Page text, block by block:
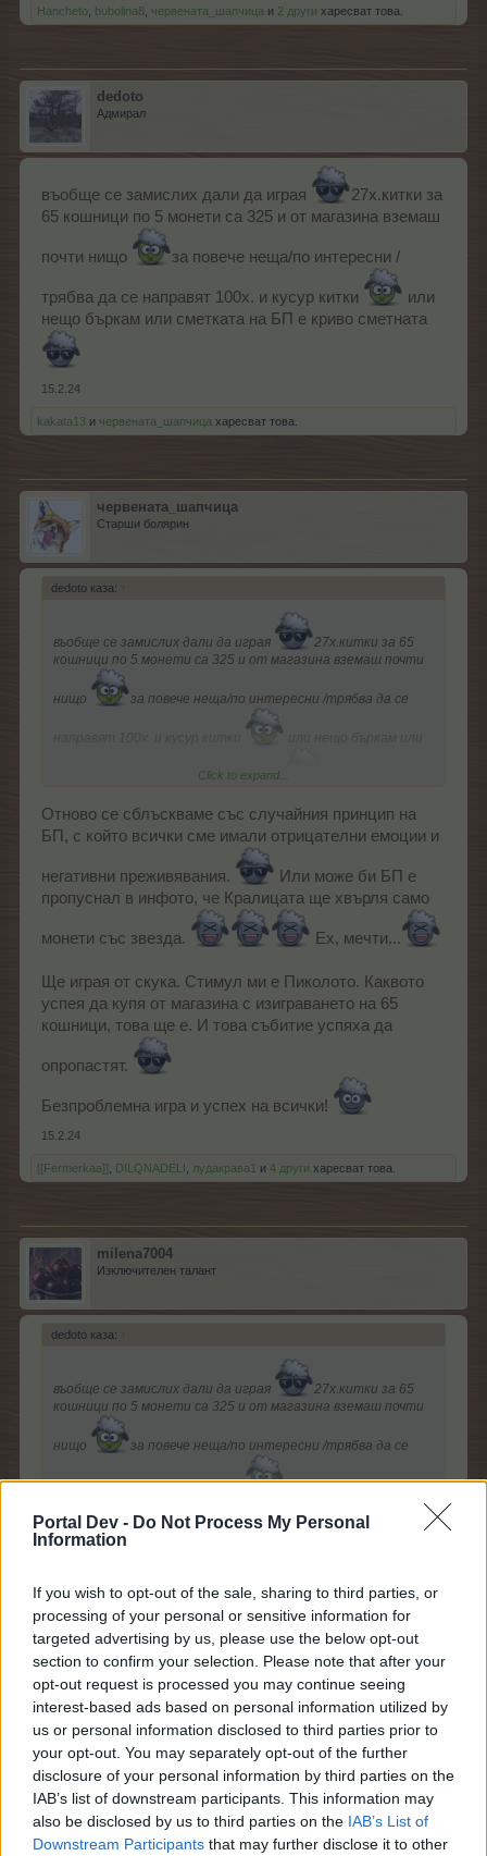
Portal Dev - Do Not Process My Personal
Information
If you wish to opt-out of the sale, sharing to third parties, or
processing of your personal or sensitive information for
targeted advertising by us, please use the below opt-out
section to confirm your selection. Please note that after your
opt-out request is processed you may continue seeing
interest-based ads based on personal information utilized by
us or personal information disclosed to third parties prior to
your opt-out. You may separately opt-out of the further
disclosure of your personal information by third parties on the
IAB’s list of downstream participants. This information may
also be disclosed by us to third parties on the IAB’s List of
Downstream Participants that may further disclose it to other
Hancheto bubolina8 червената_шапчица и 2 други харесват това.
dedoto
Адмирал
въобще се замислих дали да играя
27х.китки за
65 кошници по 5 монети са 325 и от магазина вземаш
почти нищо за повече неща/по интересни /
трябва да се направят 100х. и кусур китки
или
нещо бъркам или сметката на БП е криво сметната
15.2.24
kakata13 и червената_шапчица харесват това.
червената_шапчица
Старши болярин
dedoto каза: ↑
въобще се замислих дали да играя
27х.китки за 65
кошници по 5 монети са 325 и от магазина вземаш почти
нищо за повече неща/по интересни /трябва да се
сметката на БП е криво сметната
Click to expand...
Отново се сблъскваме със случайния принцип на
БП, с който всички сме имали отрицателни емоции и
негативни преживявания.
Или може би БП е
пропуснал в инфото, че Кралицата ще хвърля само
монети със звезда. Ех, мечти...
Ще играя от скука. Стимул ми е Пиколото. Каквото
успея да купя от магазина с изиграването на 65
кошници, това ще е. И това събитие успяха да
опропастят.
Безпроблемна игра и успех на всички!
15.2.24
[[Fermerkaa]] DILQNADELI лудакрава1 и 4 други харесват това.
milena7004
Изключителен талант
dedoto каза: ↑
въобще се замислих дали да играя
27х.китки за 65
кошници по 5 монети са 325 и от магазина вземаш почти
нищо за повече неща/по интересни /трябва да се
направят 100х. и кусур китки или нещо бъркам или
сметката на БП е криво сметната
Click to expand...
15.2.24
shiky,DILQNADELI,червената_шапчицаиоще 1 човекхаресват това.
.water.
Обсебен
Остава да се надяваме,че кралицата ще хвърля повече от